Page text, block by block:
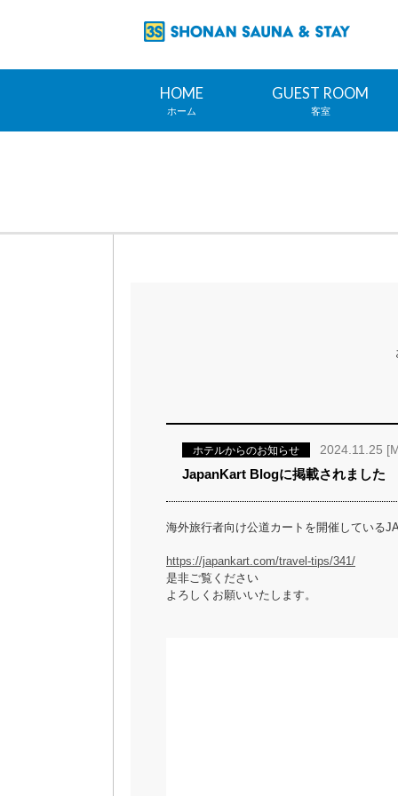
HOME
ホーム
GUEST ROOM
客室
ホテルからのお知らせ
2024.11.25
JapanKart Blogに掲載されました
海外旅行者向け公道カートを開催している
https://japankart.com/travel-tips/341/
是非ご覧ください
よろしくお願いいたします。